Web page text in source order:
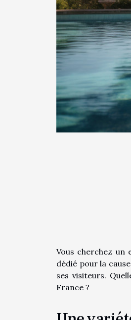
Vous cherchez
dédié pour la
ses visiteurs.
France ?